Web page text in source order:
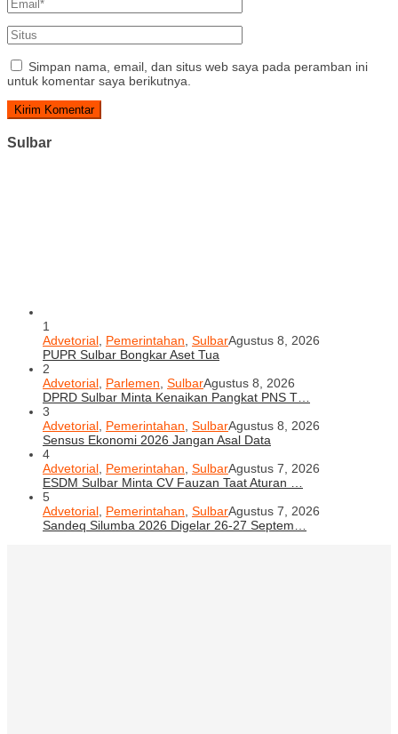
Simpan nama, email, dan situs web saya pada peramban ini
untuk komentar saya berikutnya.
Sulbar
1
Advetorial, Pemerintahan, SulbarAgustus 8, 2026
PUPR Sulbar Bongkar Aset Tua
2
Advetorial, Parlemen, SulbarAgustus 8, 2026
DPRD Sulbar Minta Kenaikan Pangkat PNS T…
3
Advetorial, Pemerintahan, SulbarAgustus 8, 2026
Sensus Ekonomi 2026 Jangan Asal Data
4
Advetorial, Pemerintahan, SulbarAgustus 7, 2026
ESDM Sulbar Minta CV Fauzan Taat Aturan …
5
Advetorial, Pemerintahan, SulbarAgustus 7, 2026
Sandeq Silumba 2026 Digelar 26-27 Septem…